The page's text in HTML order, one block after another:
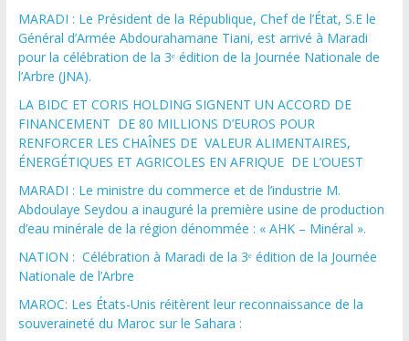
MARADI : Le Président de la République, Chef de l’État, S.E le
Général d’Armée Abdourahamane Tiani, est arrivé à Maradi
pour la célébration de la 3ᵉ édition de la Journée Nationale de
l’Arbre (JNA).
LA BIDC ET CORIS HOLDING SIGNENT UN ACCORD DE
FINANCEMENT DE 80 MILLIONS D’EUROS POUR
RENFORCER LES CHAÎNES DE VALEUR ALIMENTAIRES,
ÉNERGÉTIQUES ET AGRICOLES EN AFRIQUE DE L’OUEST
MARADI : Le ministre du commerce et de l’industrie M.
Abdoulaye Seydou a inauguré la première usine de production
d’eau minérale de la région dénommée : « AHK – Minéral ».
NATION : Célébration à Maradi de la 3ᵉ édition de la Journée
Nationale de l’Arbre
MAROC: Les États-Unis réitèrent leur reconnaissance de la
souveraineté du Maroc sur le Sahara :